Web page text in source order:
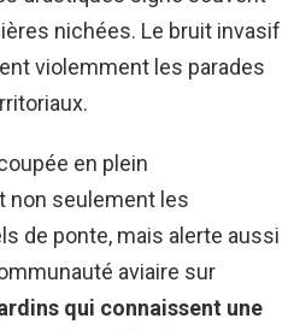
nichées. Le bruit invasif
violemment les parades
en plein
non seulement les
de ponte, mais alerte aussi
aviaire sur
qui connaissent une